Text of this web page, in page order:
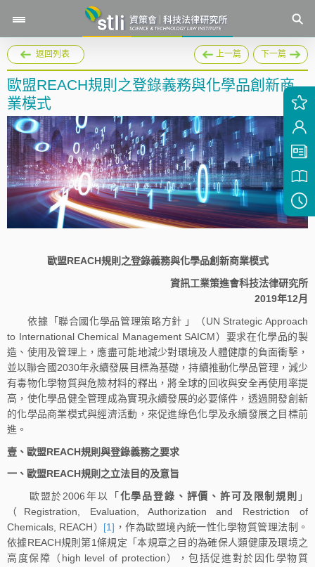
返回列表 上一篇 下一篇
歐盟REACH規則之登錄義務與化學品創新商
業模式
歐盟REACH規則之登錄義務與化學品創新商業模式
資訊工業策進會科技法律研究所
2019年12月
依據「聯合國化學品管理策略方針 」（UN Strategic Approach
to International Chemical Management SAICM）要求在化學品的製
造、使用及管理上，應盡可能地減少對環境及人體健康的負面衝擊，
並以聯合國2030年永續發展目標為基礎，持續推動化學品管理，減少
有毒物化學物質與危險材料的釋出，將全球的回收與安全再使用率提
高，使化學品健全管理成為實現永續發展的必要條件，透過開發創新
的化學品商業模式與經濟活動，來促進綠色化學及永續發展之目標前
進。
壹、歐盟REACH規則與登錄義務之要求
一、歐盟REACH規則之立法目的及意旨
歐盟於2006年以「 化學品登錄、評價、許可及限制規則 」
（Registration, Evaluation, Authorization and Restriction of
Chemicals, REACH） [1] ，作為歐盟境內統一性化學物質管理法制。
依據REACH規則第1條規定「本規章之目的為確保人類健康及環境之
高度保障（high level of protection），包括促進對於因化學物質